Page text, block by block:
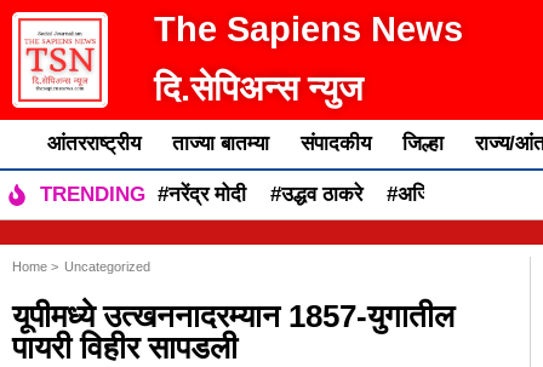
The Sapiens News
दि.सेपिअन्स न्युज
आंतरराष्ट्रीय ताज्या बातम्या संपादकीय जिल्हा राज्य/
TRENDING #नरेंद्र मोदी #उद्धव ठाकरे #अजित पवार
Home > Uncategorized
यूपीमध्ये उत्खननादरम्यान 1857-युगातील
पायरी विहीर सापडली